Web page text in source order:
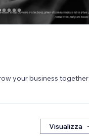
your business together
Visualizza